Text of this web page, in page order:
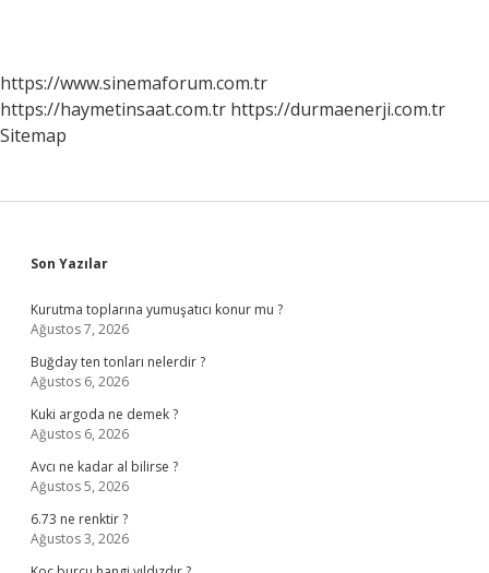
https://www.sinemaforum.com.tr
https://haymetinsaat.com.tr https://durmaenerji.com.tr
Sitemap
Sidebar
Son Yazılar
Kurutma toplarına yumuşatıcı konur mu ?
Ağustos 7, 2026
Buğday ten tonları nelerdir ?
Ağustos 6, 2026
Kuki argoda ne demek ?
Ağustos 6, 2026
Avcı ne kadar al bilirse ?
Ağustos 5, 2026
6.73 ne renktir ?
Ağustos 3, 2026